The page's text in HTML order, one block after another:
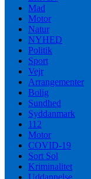
Mad
Motor
Natur
NYHED
Politik
Sport
Vejr
Arrangementer
Bolig
Sundhed
Syddanmark
112
Motor
COVID-19
Sort Sol
Kriminalitet
Uddannelse